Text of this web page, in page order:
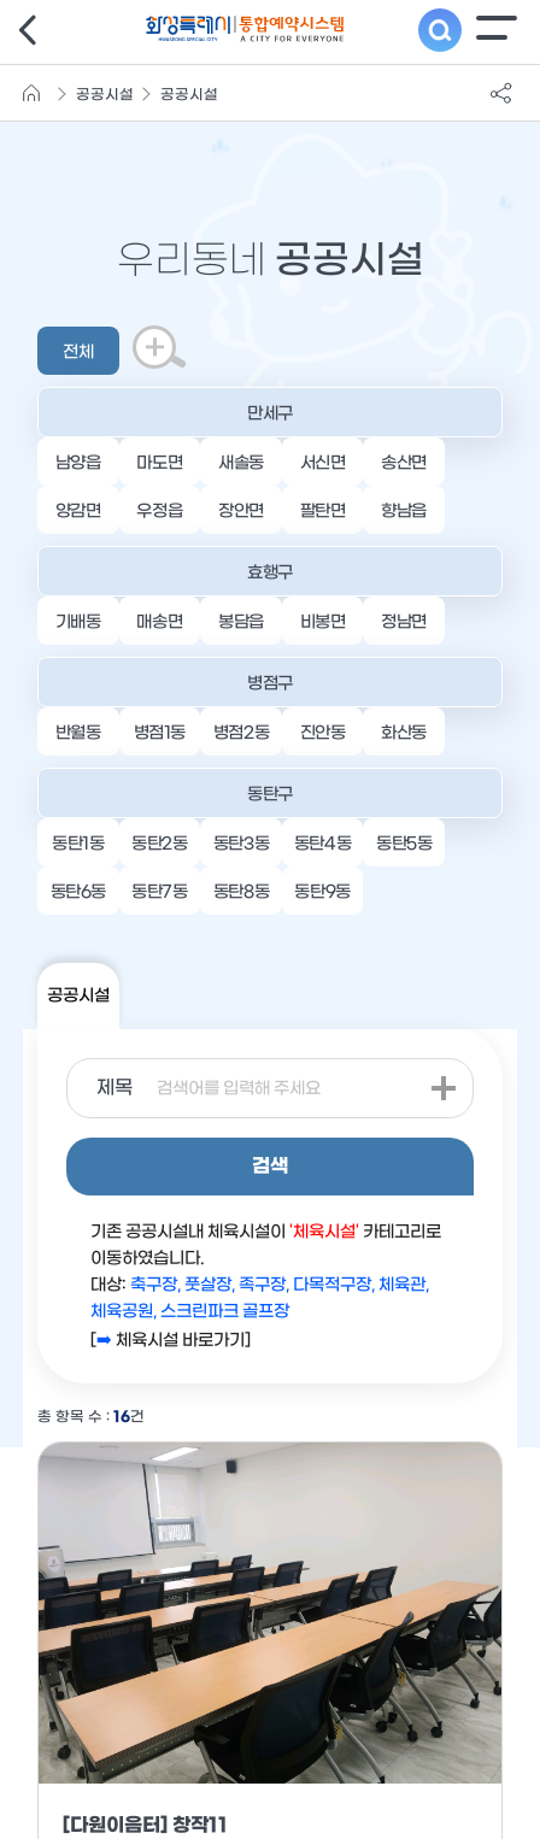
공공시설 공공시설
우리동네 공공시설
전체
만세구
남양읍 마도면 새솔동 서신면 송산면
양감면 우정읍 장안면 팔탄면 향남읍
효행구
기배동 매송면 봉담읍 비봉면 정남면
병점구
반월동 병점1동 병점2동 진안동 화산동
동탄구
동탄1동 동탄2동 동탄3동 동탄4동 동탄5동
동탄6동 동탄7동 동탄8동 동탄9동
공공시설
제목
검색
기존 공공시설내 체육시설이 '체육시설' 카테고리로
이동하였습니다.
대상: 축구장, 풋살장, 족구장, 다목적구장, 체육관,
체육공원, 스크린파크 골프장
[➡️ 체육시설 바로가기]
총 항목 수 : 16건
[다원이음터] 창작11